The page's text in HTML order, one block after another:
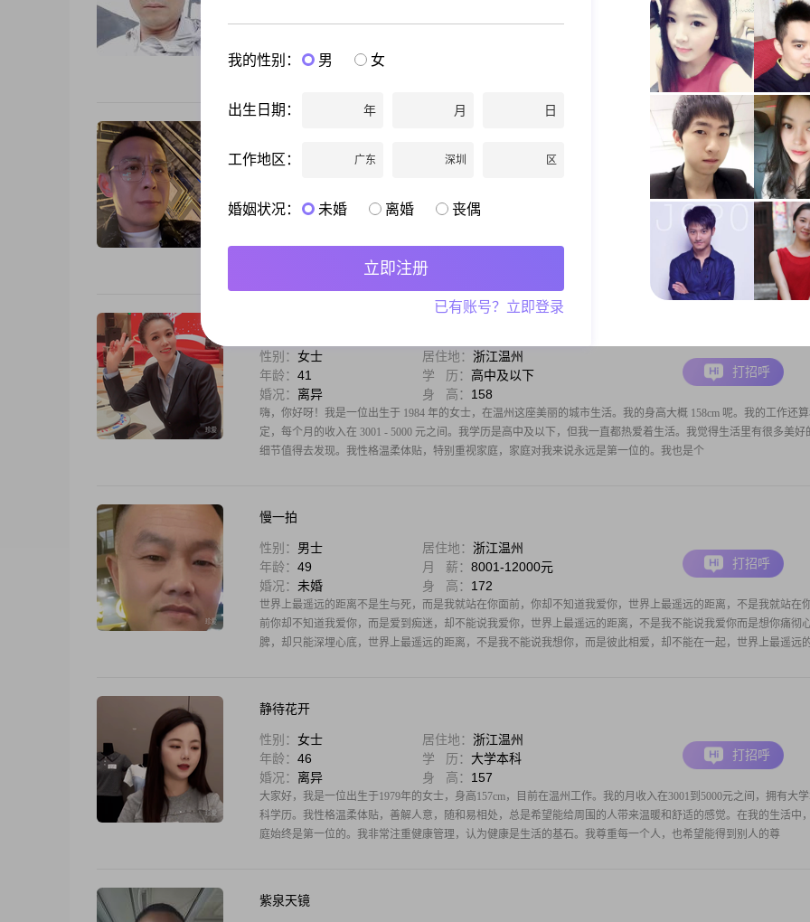
你好，我是1983年出生的男士，身高161cm，现在在温州工作。我的学历是大专，月收入在12001到20000元这个区
我的性格是稳重可靠的，平时做事很有责任感，也比较乐观积极。我一直觉得家庭很重要，所以把家庭看得很重。
在努力追求事业上的成功，平时生活里我比较勤俭节约，做事情自信果断。我习惯提前规划未来的事情，不
性别： 居住地：
婚况：
离异 身 高：177
大家好，我是一位出生于1981年的男士，身高177cm，目前生活在美丽的温州。我的月收入在8001到12000元之间，
不是特别高，但足以让我过上稳定而舒适的生活。我拥有中专学历，在这个快速发展的时代，我一直在努力提升自
不断学习新的知识和技能。我性格幽默风趣，总是能给人带来欢笑和轻松的氛围。我追求事业成功，对待工
打招呼
性别： 女士 居住地： 浙江温州
年龄： 41 学 历： 高中及以下
婚况： 离异 身 高： 158
嗨，你好呀！我是一位出生于 1984 年的女士，在温州这座美丽的城市生活。我的身高大概 158cm 呢。我的工作还
定，每个月的收入在 3001 - 5000 元之间。我学历是高中及以下，但我一直都热爱着生活。我觉得生活里有很多美好
细节值得去发现。我性格温柔体贴，特别重视家庭，家庭对我来说永远是第一位的。我也是个
打招呼
慢一拍
性别： 男士 居住地： 浙江温州
年龄： 49 月 薪： 8001-12000元
婚况： 未婚 身 高： 172
世界上最遥远的距离不是生与死，而是我就站在你面前，你却不知道我爱你，世界上最遥远的距离，不是我就站在
前你却不知道我爱你，而是爱到痴迷，却不能说我爱你，世界上最遥远的距离，不是我不能说我爱你而是想你痛彻
脾，却只能深埋心底，世界上最遥远的距离，不是我不能说我想你，而是彼此相爱，却不能在一起，世界上最遥远
打招呼
静待花开
性别： 女士 居住地： 浙江温州
年龄： 46 学 历： 大学本科
婚况： 离异 身 高： 157
大家好，我是一位出生于1979年的女士，身高157cm，目前在温州工作。我的月收入在3001到5000元之间，拥有大
科学历。我性格温柔体贴，善解人意，随和易相处，总是希望能给周围的人带来温暖和舒适的感觉。在我的生活中
庭始终是第一位的。我非常注重健康管理，认为健康是生活的基石。我尊重每一个人，也希望能得到别人的尊
打招呼
紫泉天镜
我的性别： 男 女
出生日期： 年 月 日
工作地区： 广东 深圳 区
婚姻状况： 未婚 离婚 丧偶
立即注册
已有账号？立即登录